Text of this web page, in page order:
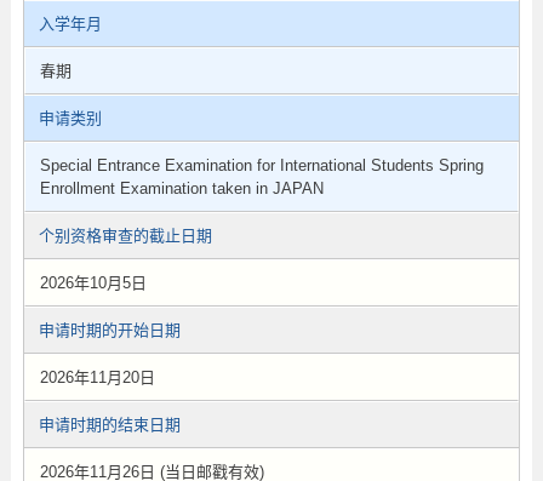
入学年月
春期
申请类别
Special Entrance Examination for International Students Spring
Enrollment Examination taken in JAPAN
个别资格审查的截止日期
2026年10月5日
申请时期的开始日期
2026年11月20日
申请时期的结束日期
2026年11月26日 (当日邮戳有效)